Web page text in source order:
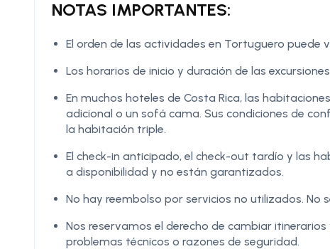
NOTAS IMPORTANTES:
El orden de las actividades en Tortuguero
Los horarios de inicio y duración de las
En muchos hoteles de Costa Rica, las
adicional o un sofá cama. Sus condiciones de
la habitación triple.
El check-in anticipado, el check-out tardío y las
a disponibilidad y no están garantizados.
No hay reembolso por servicios no utilizados. No
Nos reservamos el derecho de cambiar
problemas técnicos o razones de seguridad.